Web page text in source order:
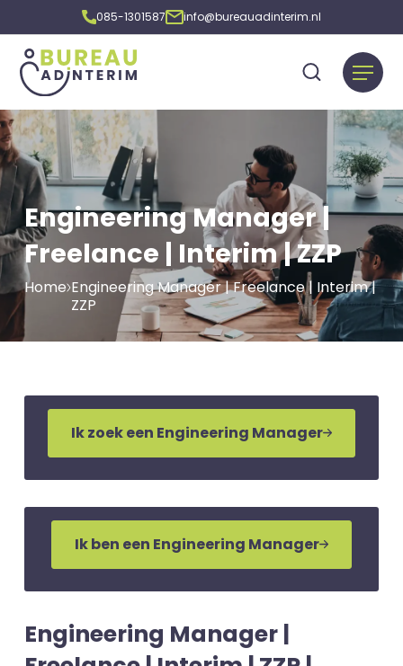
085-1301587 info@bureauadinterim.nl
Engineering Manager |
Freelance | Interim | ZZP
Home Engineering Manager | Freelance | Interim |
ZZP
Ik zoek een Engineering Manager
Ik ben een Engineering Manager
Engineering Manager |